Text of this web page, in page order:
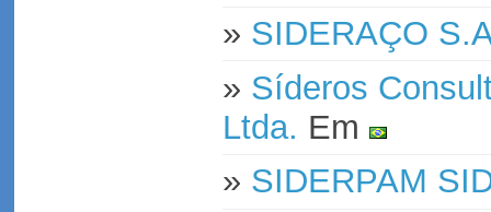
» SIDERAÇO
» Síderos
Ltda. Em
» SIDERPAM